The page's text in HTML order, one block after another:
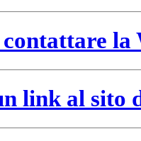
contattare
link al sito